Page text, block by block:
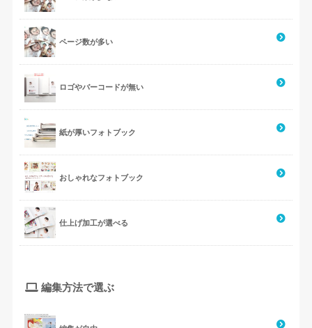
ページ数が多い
ロゴやバーコードが無い
紙が厚いフォトブック
おしゃれなフォトブック
仕上げ加工が選べる
編集方法で選ぶ